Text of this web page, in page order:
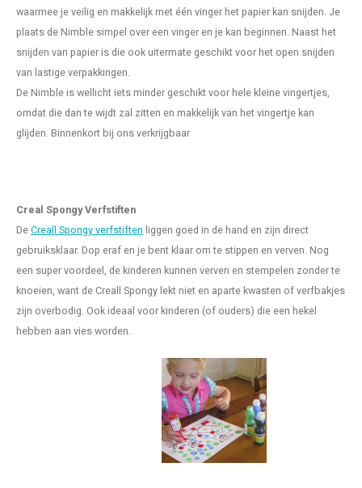
waarmee je veilig en makkelijk met één vinger het papier kan snijden. Je
plaats de Nimble simpel over een vinger en je kan beginnen. Naast het
snijden van papier is die ook uitermate geschikt voor het open snijden
van lastige verpakkingen.
De Nimble is wellicht iets minder geschikt voor hele kleine vingertjes,
omdat die dan te wijdt zal zitten en makkelijk van het vingertje kan
glijden. Binnenkort bij ons verkrijgbaar
Creal Spongy Verfstiften
DeCreall Spongy verfstiften liggen goed in de hand en zijn direct
gebruiksklaar. Dop eraf en je bent klaar om te stippen en verven. Nog
een super voordeel, de kinderen kunnen verven en stempelen zonder te
knoeien, want de Creall Spongy lekt niet en aparte kwasten of verfbakjes
zijn overbodig. Ook ideaal voor kinderen (of ouders) die een hekel
hebben aan vies worden.